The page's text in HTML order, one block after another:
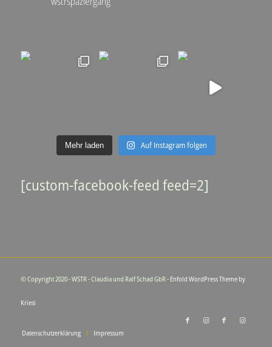
Mehr laden Auf Instagram folgen
[custom-facebook-feed feed=2]
© Copyright 2020 - WSTR - Claudia und Ralf Schad GbR - Enfold WordPress Theme by
Kriesi
Datenschutzerklärung Impressum